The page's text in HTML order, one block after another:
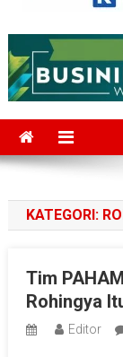
KATEGORI:
Tim
Rohingya
Editor